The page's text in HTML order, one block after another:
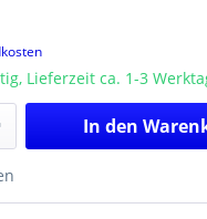
Lieferzeit ca. 1-3
In den